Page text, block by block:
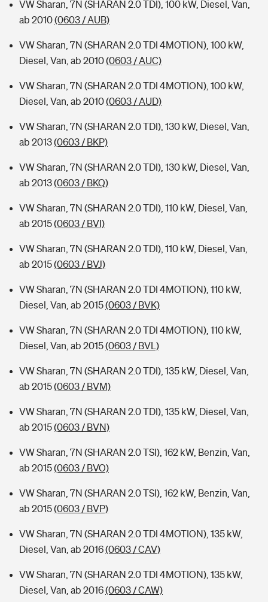
VW Sharan, 7N (SHARAN 2.0 TDI), 100 kW, Diesel, Van,
ab 2010(0603 / AUB)
VW Sharan, 7N (SHARAN 2.0 TDI 4MOTION), 100 kW,
Diesel, Van, ab 2010(0603 / AUC)
VW Sharan, 7N (SHARAN 2.0 TDI 4MOTION), 100 kW,
Diesel, Van, ab 2010(0603 / AUD)
VW Sharan, 7N (SHARAN 2.0 TDI), 130 kW, Diesel, Van,
ab 2013(0603 / BKP)
VW Sharan, 7N (SHARAN 2.0 TDI), 130 kW, Diesel, Van,
ab 2013(0603 / BKQ)
VW Sharan, 7N (SHARAN 2.0 TDI), 110 kW, Diesel, Van,
ab 2015(0603 / BVI)
VW Sharan, 7N (SHARAN 2.0 TDI), 110 kW, Diesel, Van,
ab 2015(0603 / BVJ)
VW Sharan, 7N (SHARAN 2.0 TDI 4MOTION), 110 kW,
Diesel, Van, ab 2015(0603 / BVK)
VW Sharan, 7N (SHARAN 2.0 TDI 4MOTION), 110 kW,
Diesel, Van, ab 2015(0603 / BVL)
VW Sharan, 7N (SHARAN 2.0 TDI), 135 kW, Diesel, Van,
ab 2015(0603 / BVM)
VW Sharan, 7N (SHARAN 2.0 TDI), 135 kW, Diesel, Van,
ab 2015(0603 / BVN)
VW Sharan, 7N (SHARAN 2.0 TSI), 162 kW, Benzin, Van,
ab 2015(0603 / BVO)
VW Sharan, 7N (SHARAN 2.0 TSI), 162 kW, Benzin, Van,
ab 2015(0603 / BVP)
VW Sharan, 7N (SHARAN 2.0 TDI 4MOTION), 135 kW,
Diesel, Van, ab 2016(0603 / CAV)
VW Sharan, 7N (SHARAN 2.0 TDI 4MOTION), 135 kW,
Diesel, Van, ab 2016(0603 / CAW)